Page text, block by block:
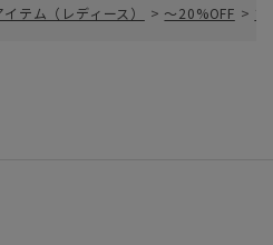
イテム（レディース） > ～20%OFF > フ